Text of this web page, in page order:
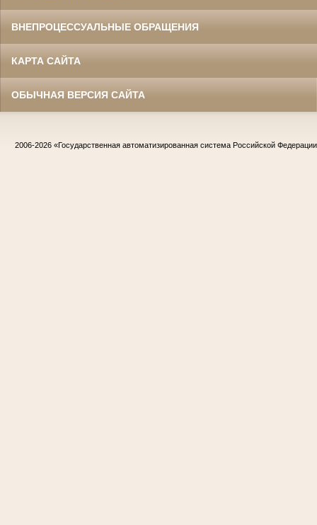
ВНЕПРОЦЕССУАЛЬНЫЕ ОБРАЩЕНИЯ
КАРТА САЙТА
ОБЫЧНАЯ ВЕРСИЯ САЙТА
2006-2026 «Государственная автоматизированная система Российской